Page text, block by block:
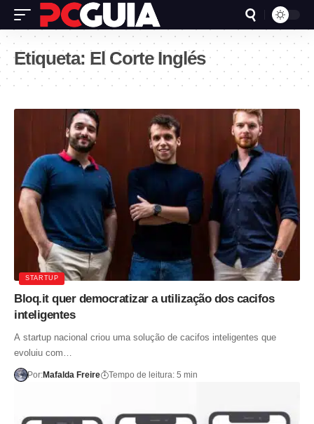
Etiqueta: El Corte Inglés
STARTUP
Bloq.it quer democratizar a utilização dos cacifos
inteligentes
A startup nacional criou uma solução de cacifos inteligentes que
evoluiu com…
Por:Mafalda Freire Tempo de leitura: 5 min